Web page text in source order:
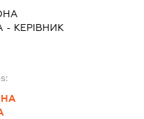
- КЕРІВНИК